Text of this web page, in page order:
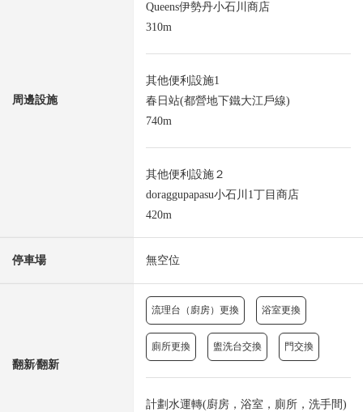
周邊設施
Queens伊勢丹小石川商店
310m
其他便利設施1
春日站(都營地下鐵大江戶線)
740m
其他便利設施２
doraggupapasu小石川1丁目商店
420m
停車場 無空位
翻新⁄翻新
流理台（廚房）更換 浴室更換
廁所更換 盥洗台交換 門交換
計劃水運轉(廚房，浴室，廁所，洗手間)